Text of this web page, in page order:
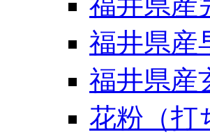
福井県産
福井県産
花粉（打